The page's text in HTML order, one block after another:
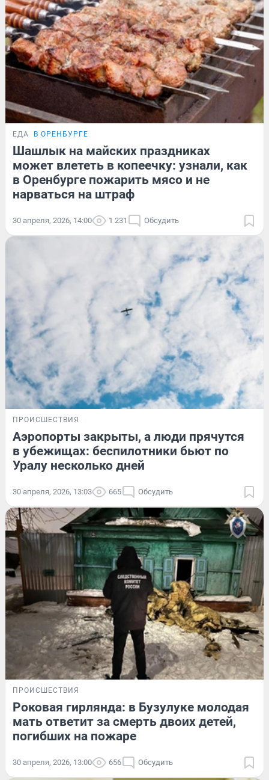
ЕДА В ОРЕНБУРГЕ
Шашлык на майских праздниках
может влететь в копеечку: узнали, как
в Оренбурге пожарить мясо и не
нарваться на штраф
30 апреля, 2026, 14:00 1 231 Обсудить
ПРОИСШЕСТВИЯ
Аэропорты закрыты, а люди прячутся
в убежищах: беспилотники бьют по
Уралу несколько дней
30 апреля, 2026, 13:03 665 Обсудить
ПРОИСШЕСТВИЯ
Роковая гирлянда: в Бузулуке молодая
мать ответит за смерть двоих детей,
погибших на пожаре
30 апреля, 2026, 13:00 656 Обсудить